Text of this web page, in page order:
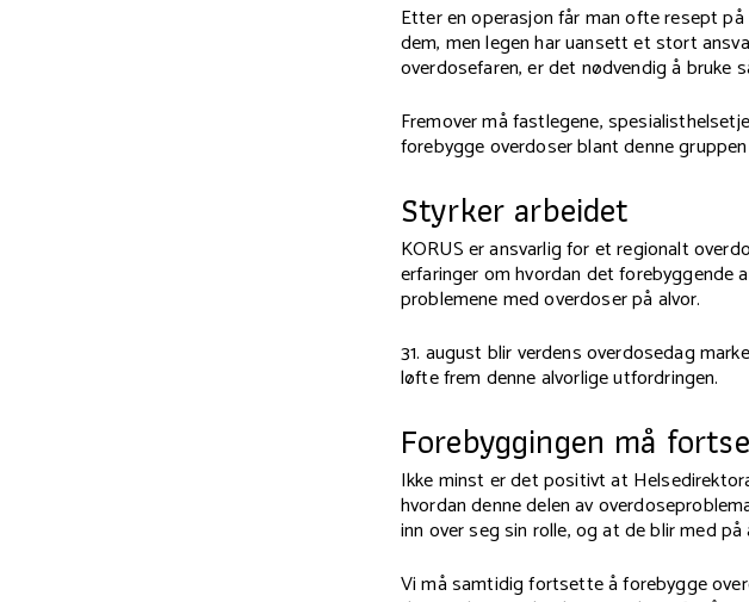
Etter en operasjon får man ofte resept
dem, men legen har uansett et stort
overdosefaren, er det nødvendig å bruke
Fremover må fastlegene,
forebygge overdoser blant denne
Styrker arbeidet
KORUS er ansvarlig for et regionalt
erfaringer om hvordan det forebyggende
problemene med overdoser på alvor.
31. august blir verdens overdosedag
løfte frem denne alvorlige utfordringen.
Forebyggingen må
Ikke minst er det positivt at
hvordan denne delen av
inn over seg sin rolle, og at de blir med på
Vi må samtidig fortsette å forebygge